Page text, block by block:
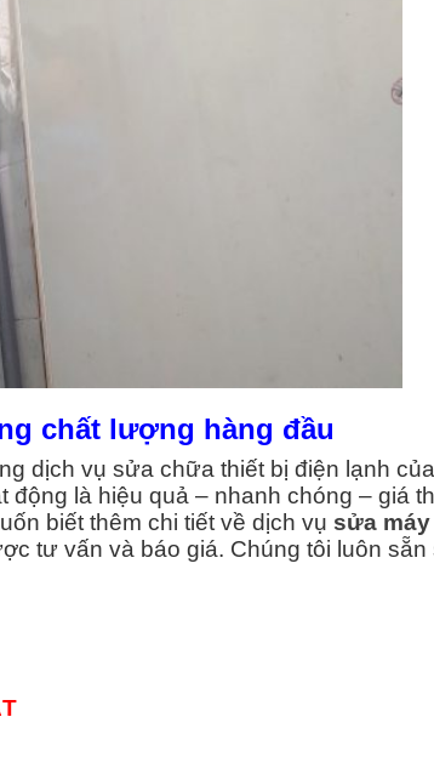
chất lượng hàng đầu
dịch vụ sửa chữa thiết bị điện lạnh
là hiệu quả – nhanh chóng – giá
biết thêm chi tiết về dịch vụ sửa
tư vấn và báo giá. Chúng tôi luôn sẵn